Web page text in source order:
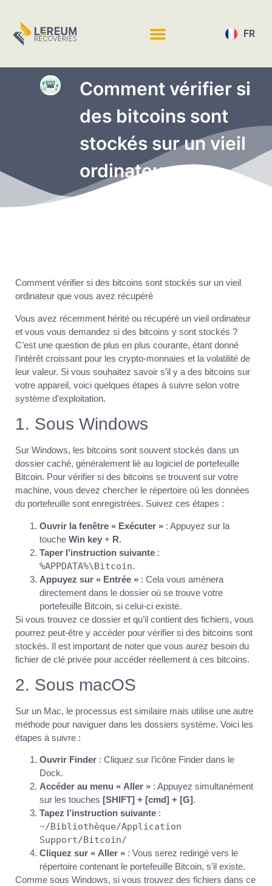
FR
EN
Comment vérifier si
des bitcoins sont
stockés sur un vieil
ordinateur que
vous avez récupéré
Comment vérifier si des bitcoins sont stockés sur un vieil
ordinateur que vous avez récupéré
Vous avez récemment hérité ou récupéré un vieil ordinateur
et vous vous demandez si des bitcoins y sont stockés ?
C’est une question de plus en plus courante, étant donné
l’intérêt croissant pour les crypto-monnaies et la volatilité de
leur valeur. Si vous souhaitez savoir s’il y a des bitcoins sur
votre appareil, voici quelques étapes à suivre selon votre
système d’exploitation.
1. Sous Windows
Sur Windows, les bitcoins sont souvent stockés dans un
dossier caché, généralement lié au logiciel de portefeuille
Bitcoin. Pour vérifier si des bitcoins se trouvent sur votre
machine, vous devez chercher le répertoire où les données
du portefeuille sont enregistrées. Suivez ces étapes :
Ouvrir la fenêtre « Exécuter » : Appuyez sur la
touche Win key + R.
Taper l’instruction suivante :
%APPDATA%\Bitcoin.
Appuyez sur « Entrée » : Cela vous amènera
directement dans le dossier où se trouve votre
portefeuille Bitcoin, si celui-ci existe.
Si vous trouvez ce dossier et qu’il contient des fichiers, vous
pourrez peut-être y accéder pour vérifier si des bitcoins sont
stockés. Il est important de noter que vous aurez besoin du
fichier de clé privée pour accéder réellement à ces bitcoins.
2. Sous macOS
Sur un Mac, le processus est similaire mais utilise une autre
méthode pour naviguer dans les dossiers système. Voici les
étapes à suivre :
Ouvrir Finder : Cliquez sur l’icône Finder dans le
Dock.
Accéder au menu « Aller » : Appuyez simultanément
sur les touches [SHIFT] + [cmd] + [G].
Tapez l’instruction suivante :
~/Bibliothèque/Application
Support/Bitcoin/
Cliquez sur « Aller » : Vous serez redirigé vers le
répertoire contenant le portefeuille Bitcoin, s’il existe.
Comme sous Windows, si vous trouvez des fichiers dans ce